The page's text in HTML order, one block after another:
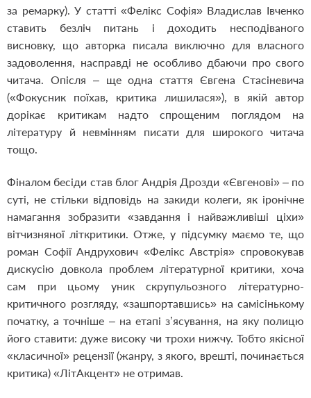
за ремарку). У статті «Фелікс Софія» Владислав Івченко
ставить безліч питань і доходить несподіваного
висновку, що авторка писала виключно для власного
задоволення, насправді не особливо дбаючи про свого
читача. Опісля – ще одна стаття Євгена Стасіневича
(«Фокусник поїхав, критика лишилася»), в якій автор
дорікає критикам надто спрощеним поглядом на
літературу й невмінням писати для широкого читача
тощо.
Фіналом бесіди став блог Андрія Дрозди «Євгенові» – по
суті, не стільки відповідь на закиди колеги, як іронічне
намагання зобразити «завдання і найважливіші ціхи»
вітчизняної літкритики. Отже, у підсумку маємо те, що
роман Софії Андрухович «Фелікс Австрія» спровокував
дискусію довкола проблем літературної критики, хоча
сам при цьому уник скрупульозного літературно-
критичного розгляду, «зашпортавшись» на самісінькому
початку, а точніше – на етапі з’ясування, на яку полицю
його ставити: дуже високу чи трохи нижчу. Тобто якісної
«класичної» рецензії (жанру, з якого, врешті, починається
критика) «ЛітАкцент» не отримав.